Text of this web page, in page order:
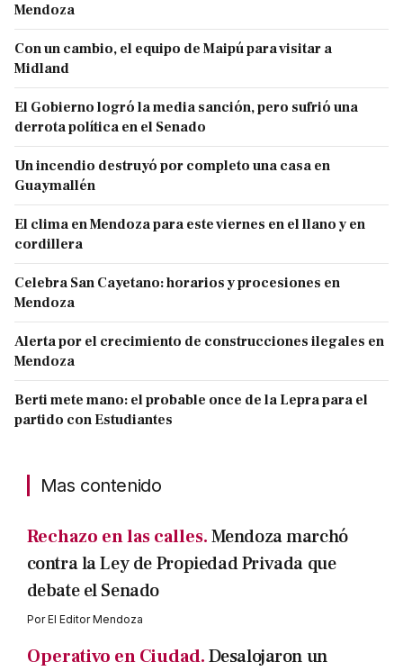
Mendoza
Con un cambio, el equipo de Maipú para visitar a
Midland
El Gobierno logró la media sanción, pero sufrió una
derrota política en el Senado
Un incendio destruyó por completo una casa en
Guaymallén
El clima en Mendoza para este viernes en el llano y en
cordillera
Celebra San Cayetano: horarios y procesiones en
Mendoza
Alerta por el crecimiento de construcciones ilegales en
Mendoza
Berti mete mano: el probable once de la Lepra para el
partido con Estudiantes
Mas contenido
Rechazo en las calles.Mendoza marchó
contra la Ley de Propiedad Privada que
debate el Senado
PorEl Editor Mendoza
Operativo en Ciudad.Desalojaron un